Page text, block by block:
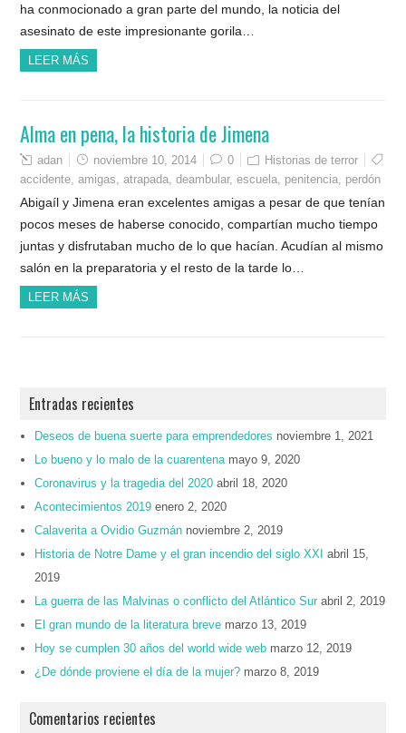
ha conmocionado a gran parte del mundo, la noticia del
asesinato de este impresionante gorila…
LEER MÁS
Alma en pena, la historia de Jimena
adan noviembre 10, 2014 0
Historias de terror
accidente ,amigas ,atrapada ,deambular,escuela penitencia perdón
Abigaíl y Jimena eran excelentes amigas a pesar de que tenían
pocos meses de haberse conocido, compartían mucho tiempo
juntas y disfrutaban mucho de lo que hacían. Acudían al mismo
salón en la preparatoria y el resto de la tarde lo…
LEER MÁS
Entradas recientes
Deseos de buena suerte para emprendedores noviembre 1, 2021
Lo bueno y lo malo de la cuarentena mayo 9, 2020
Coronavirus y la tragedia del 2020 abril 18, 2020
Acontecimientos 2019 enero 2, 2020
Calaverita a Ovidio Guzmán noviembre 2, 2019
Historia de Notre Dame y el gran incendio del siglo XXI
abril 15,
2019
La guerra de las Malvinas o conflicto del Atlántico Sur abril 2, 2019
El gran mundo de la literatura breve marzo 13, 2019
Hoy se cumplen 30 años del world wide web marzo 12, 2019
¿De dónde proviene el día de la mujer? marzo 8, 2019
Comentarios recientes